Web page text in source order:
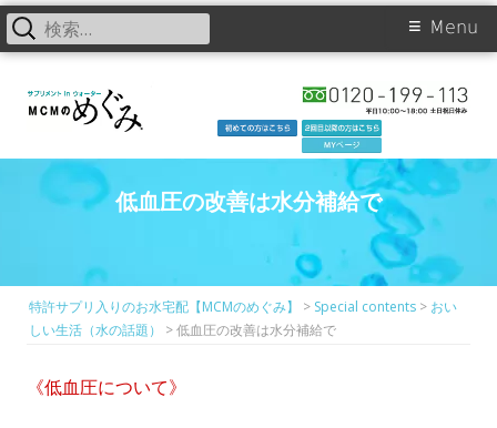
Primary
Menu
検
索:
低血圧の改善は水分補給で
特許サプリ入りのお水宅配【MCMのめぐみ】 > Special contents > おい
しい生活（水の話題）
>低血圧の改善は水分補給で
《低血圧について》